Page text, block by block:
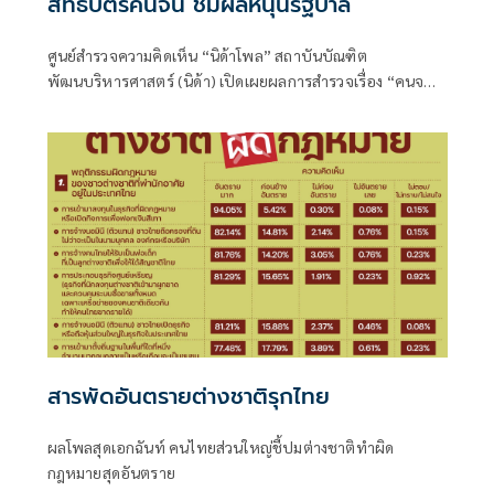
ศูนย์สำรวจความคิดเห็น “นิด้าโพล” สถาบันบัณฑิต
พัฒนบริหารศาสตร์ (นิด้า) เปิดเผยผลการสำรวจเรื่อง “คนจนมี
2569
สารพัดอันตรายต่างชาติรุกไทย
ผลโพลสุดเอกฉันท์ คนไทยส่วนใหญ่ชี้ปมต่างชาติทำผิด
กฎหมายสุดอันตราย